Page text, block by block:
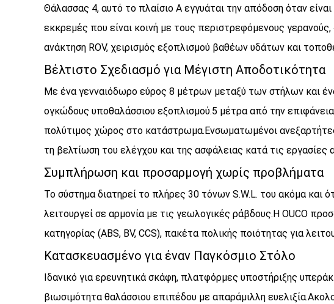
Θάλασσας 4, αυτό το πλαίσιο Α εγγυάται την απόδοση όταν
εκκρεμές που είναι κοινή με τους περιστρεφόμενους
ανάκτηση ROV, χειρισμός εξοπλισμού βαθέων υδάτων και
Βέλτιστο Σχεδιασμό για Μέγιστη Αποδοτικότητα
Με ένα γενναιόδωρο εύρος 8 μέτρων μεταξύ των στήλων και
ογκώδους υποθαλάσσιου εξοπλισμού.5 μέτρα από την
πολύτιμος χώρος στο κατάστρωμα.Ενσωματωμένοι ανεξαρτήτες
τη βελτίωση του ελέγχου και της ασφάλειας κατά τις εργασίες
Συμπλήρωση και προσαρμογή χωρίς προβλήματα
Το σύστημα διατηρεί το πλήρες 30 τόνων S.W.L. του ακόμα και
λειτουργεί σε αρμονία με τις γεωλογικές ράβδους.Η OUCO
κατηγορίας (ABS, BV, CCS), πακέτα πολικής ποιότητας για
Κατασκευασμένο για έναν Παγκόσμιο Στόλο
Ιδανικό για ερευνητικά σκάφη, πλατφόρμες υποστήριξης
βιωσιμότητα θαλάσσιου επιπέδου με απαράμιλλη